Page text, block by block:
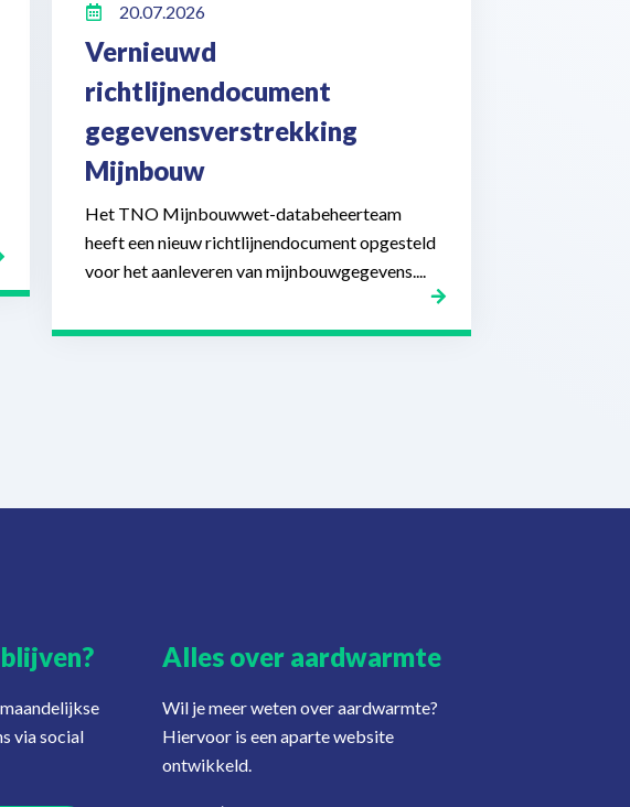
20.07.2026
Vernieuwd
richtlijnendocument
gegevensverstrekking
Mijnbouw
Het TNO Mijnbouwwet-databeheerteam
heeft een nieuw richtlijnendocument opgesteld
voor het aanleveren van mijnbouwgegevens....
via social
Alles over aardwarmte
Wil je meer weten over aardwarmte?
Hiervoor is een aparte website
ontwikkeld.